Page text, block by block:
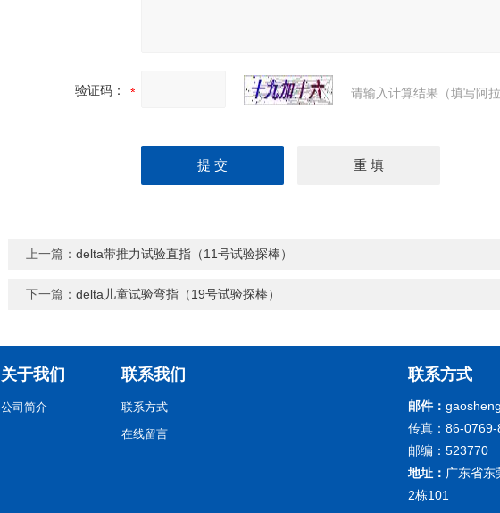
验证码： 请输入计算结果（填写阿
上一篇：delta带推力试验直指（11号试验探棒）
下一篇：delta儿童试验弯指（19号试验探棒）
关于我们
公司简介
联系我们
联系方式
在线留言
联系方式
邮件：
传真：86-
邮编：523770
地址： 广东省
2栋101